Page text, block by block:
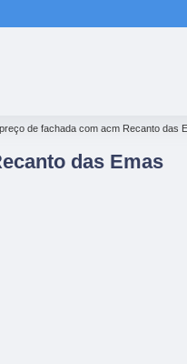
preço de fachada com acm Recanto das
das Emas